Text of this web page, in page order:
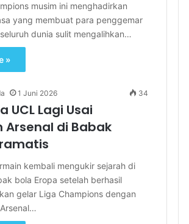
musim ini menghadirkan
yang membuat para penggemar
dunia sulit mengalihkan…
»
1 Juni 2026 34
UCL Lagi Usai
Arsenal di Babak
kembali mengukir sejarah di
bola Eropa setelah berhasil
gelar Liga Champions dengan